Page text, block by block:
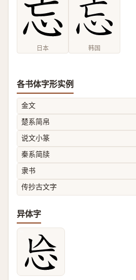
日本 韩国
各书体字形实例
金文
楚系简帛
说文小篆
秦系简牍
隶书
传抄古文字
异体字